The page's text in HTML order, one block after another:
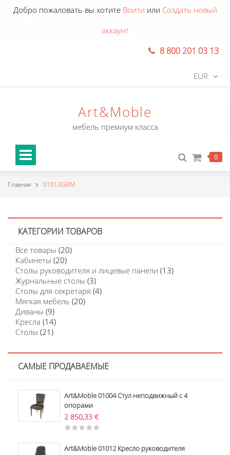
Добро пожаловать вы хотите Воити или Создать новый
аккаунт
8 800 201 03 13
EUR
Art&Moble
мебель премиум класса
0
Главная 01013GBM
КАТЕГОРИИ ТОВАРОВ
Все товары (20)
Кабинеты (20)
Столы руководителя и лицевые панели (13)
Журнальные столы (3)
Столы для секретаря (4)
Мягкая мебель (20)
Диваны (9)
Кресла (14)
Столы (21)
САМЫЕ ПРОДАВАЕМЫЕ
Art&Moble 01004 Стул неподвижный с 4
опорами
2 850,33 €
Art&Moble 01012 Кресло руководителя